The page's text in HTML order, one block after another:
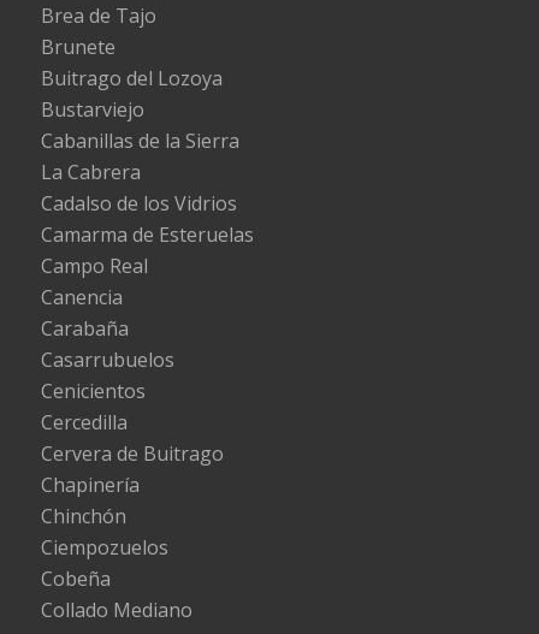
Brea de Tajo
Brunete
Buitrago del Lozoya
Bustarviejo
Cabanillas de la Sierra
La Cabrera
Cadalso de los Vidrios
Camarma de Esteruelas
Campo Real
Canencia
Carabaña
Casarrubuelos
Cenicientos
Cercedilla
Cervera de Buitrago
Chapinería
Chinchón
Ciempozuelos
Cobeña
Collado Mediano